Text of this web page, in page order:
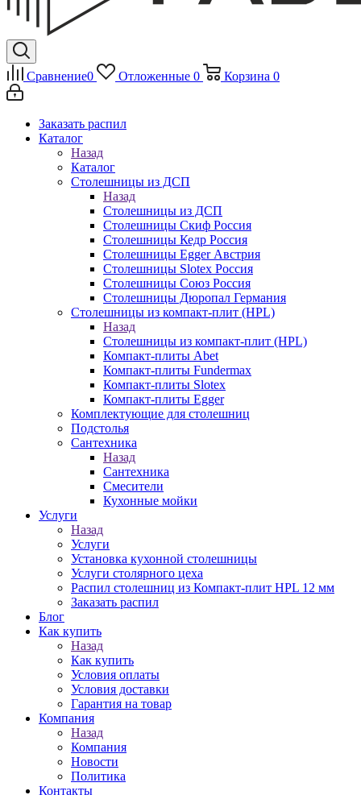
Сравнение0 Отложенные 0 Корзина 0
Заказать распил
Каталог
Назад
Каталог
Столешницы из ДСП
Назад
Столешницы из ДСП
Столешницы Скиф Россия
Столешницы Кедр Россия
Столешницы Egger Австрия
Столешницы Slotex Россия
Столешницы Союз Россия
Столешницы Дюропал Германия
Столешницы из компакт-плит (HPL)
Назад
Столешницы из компакт-плит (HPL)
Компакт-плиты Abet
Компакт-плиты Fundermax
Компакт-плиты Slotex
Компакт-плиты Egger
Комплектующие для столешниц
Подстолья
Сантехника
Назад
Сантехника
Смесители
Кухонные мойки
Услуги
Назад
Услуги
Установка кухонной столешницы
Услуги столярного цеха
Распил столешниц из Компакт-плит HPL 12 мм
Заказать распил
Блог
Как купить
Назад
Как купить
Условия оплаты
Условия доставки
Гарантия на товар
Компания
Назад
Компания
Новости
Политика
Контакты